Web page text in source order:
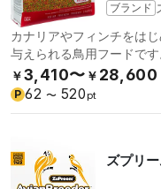
ブランド
カナリアやフィンチをは
与えられる鳥用フードで
397g。
￥3,410〜 ￥ 28,600
P 62 〜 520 pt
ズプリ